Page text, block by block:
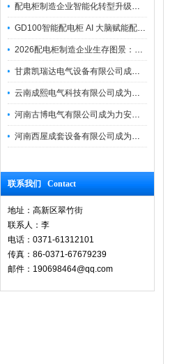
配电柜制造企业智能化转型升级研讨会在力安成功举办
GD100智能配电柜 AI 大脑赋能配电柜制造企业高压一键顺控！
2026配电柜制造企业生存图景：市场、政策与智能化转型路径
甘肃凯瑞达电气设备有限公司成为电易云战略合作伙伴，共创智能配电新未来
云南成熙电气科技有限公司成为力安电易云战略合作伙伴，共创智能配电新未来
河南古博电气有限公司成为力安电易云战略合作伙伴，共创智能配电新未来！
河南西屋成套设备有限公司成为力安电易云战略合作伙伴，共创智能配电新未来
联系我们 Contact
地址：高新区翠竹街
联系人：李
电话：0371-61312101
传真：86-0371-67679239
邮件：190698464@qq.com